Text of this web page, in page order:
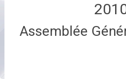
Assemblée